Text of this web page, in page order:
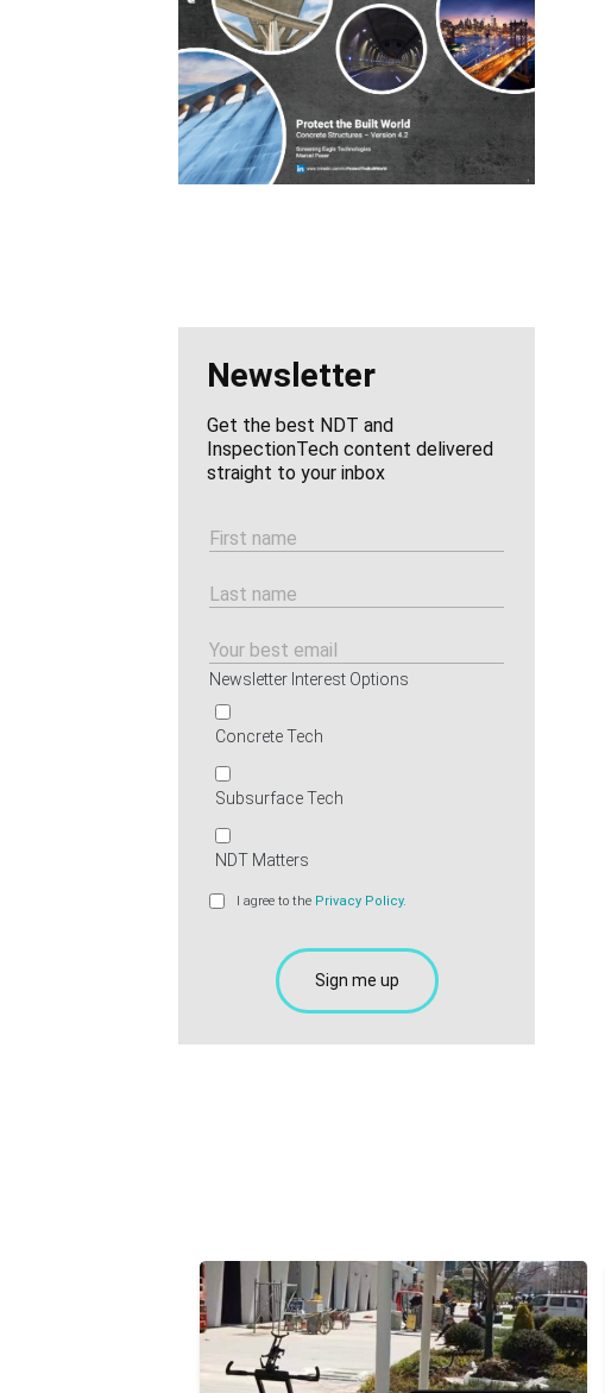
Newsletter
Get the best NDT and
InspectionTech content delivered
straight to your inbox
Newsletter Interest Options
Concrete Tech
Subsurface Tech
NDT Matters
I agree to the Privacy Policy.